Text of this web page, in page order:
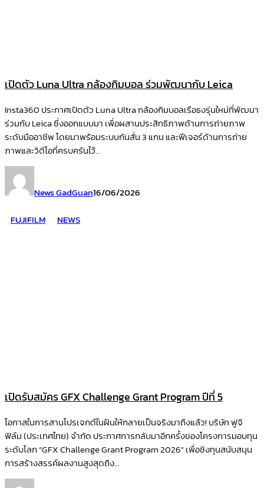
เปิดตัว Luna Ultra กล้องกิมบอล ร่วมพัฒนากับ Leica
Insta360 ประกาศเปิดตัว Luna Ultra กล้องกิมบอลเรือธงรุ่นใหม่ที่พัฒนา
ร่วมกับ Leica ซึ่งออกแบบมา เพื่อผสานประสิทธิภาพด้านการถ่ายภาพ
ระดับมืออาชีพ โดยมาพร้อมระบบกันสั่น 3 แกน และฟีเจอร์ด้านการถ่าย
ภาพและวิดีโอที่ครบครันไว้...
News GadGuan16/06/2026
FUJIFILM
NEWS
เปิดรับสมัคร GFX Challenge Grant Program ปีที่ 5
โอกาสในการสานโปรเจกต์ในฝันให้กลายเป็นจริงมาถึงแล้ว! บริษัท ฟูจิ
ฟิล์ม (ประเทศไทย) จำกัด ประกาศการกลับมาอีกครั้งของโครงการมอบทุน
ระดับโลก “GFX Challenge Grant Program 2026” เพื่อชิงทุนสนับสนุน
การสร้างสรรค์ผลงานสูงสุดถึง...